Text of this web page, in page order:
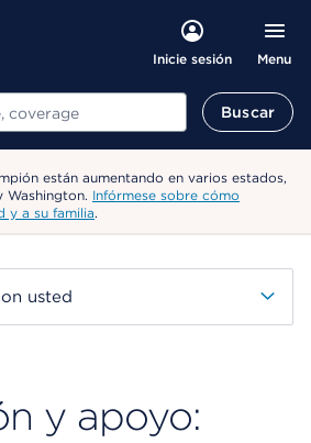
Inicie sesión Menu
Buscar
están aumentando en varios estados,
Washington. Infórmese sobre cómo
y a su familia.
usted
y apoyo: